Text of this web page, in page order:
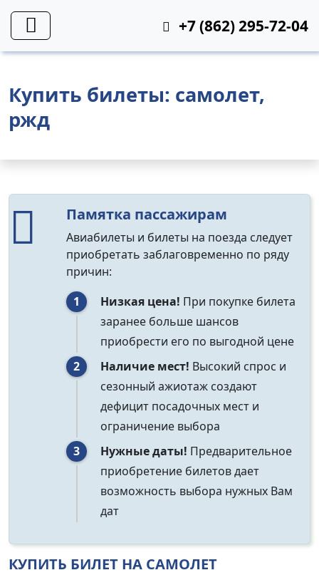
+7 (862) 295-72-04
Купить билеты: самолет,
ржд
Памятка пассажирам
Авиабилеты и билеты на поезда следует
приобретать заблаговременно по ряду
причин:
Низкая цена! При покупке билета
заранее больше шансов
приобрести его по выгодной цене
Наличие мест! Высокий спрос и
сезонный ажиотаж создают
дефицит посадочных мест и
ограничение выбора
Нужные даты! Предварительное
приобретение билетов дает
возможность выбора нужных Вам
дат
КУПИТЬ БИЛЕТ НА САМОЛЕТ